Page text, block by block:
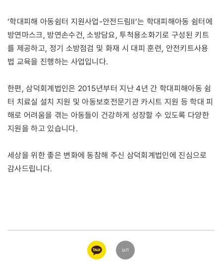
‘학대피해 아동쉼터 지원사업-안전드림Ⅱ’는 학대피해아동 쉼터에
방연마스크, 방연손수건, 소방담요, 투척용소화기로 구성된 키트
를 제공하고, 정기 소방점검 및 화재 시 대피 훈련, 안전키트사용
법 교육을 진행하는 사업입니다.
한편, 삼덕회계법인은 2015년부터 지난 4년 간 학대피해아동 쉼
터 치료실 설치 지원 및 아동보호전문기관 카시트 지원 등 학대 피
해로 어려움을 겪는 아동들이 건강하게 성장할 수 있도록 다양한
지원을 하고 있습니다.
세상을 위한 좋은 변화에 동참해 주신 삼덕회계법인에 진심으로
감사드립니다.
카카오
링크
url